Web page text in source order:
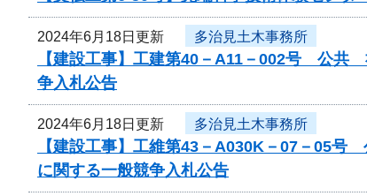
2024年6月18日更新 多治見土木事務所
【建設工事】工建第40－A11－002号 公共
争入札公告
2024年6月18日更新 多治見土木事務所
【建設工事】工維第43－A030K－07－05
に関する一般競争入札公告